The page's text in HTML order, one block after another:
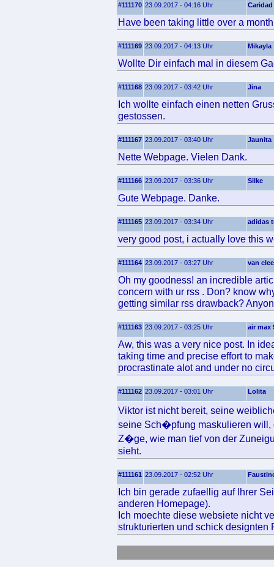
#111170 23.09.2017 - 04:16 Uhr Caridad
Have been taking little over a
#111169 23.09.2017 - 04:13 Uhr Mikayla
Wollte Dir einfach mal in diesem
#111168 23.09.2017 - 03:42 Uhr Jina
Ich wollte einfach einen netten
gestossen.
#111167 23.09.2017 - 03:40 Uhr Jaunita
Nette Webpage. Vielen Dank.
#111166 23.09.2017 - 03:36 Uhr Silke
Gute Webpage. Danke.
#111165 23.09.2017 - 03:34 Uhr adidas
very good post, i actually love this
#111164 23.09.2017 - 03:27 Uhr van
Oh my goodness! an incredible
concern with ur rss . Don? know
getting similar rss drawback?
#111163 23.09.2017 - 03:25 Uhr air max
Aw, this was a very nice post. In
taking time and precise effort to
procrastinate alot and under no
#111162 23.09.2017 - 03:01 Uhr Lolita
Viktor ist nicht bereit, seine
seine Sch�pfung maskulieren will,
Z�ge, wie man tief von der
sieht.
#111161 23.09.2017 - 02:52 Uhr
Ich bin gerade zufaellig auf Ihrer
anderen Homepage).
Ich moechte diese websiete nicht
strukturierten und schick designten